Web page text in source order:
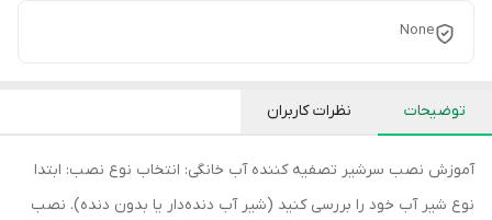
None
توضیحات نظرات کاربران
آموزش نصب سرشیر تصفیه کننده آب خانگی: انتخاب نوع نصب: ابتدا
نوع شیر آب خود را بررسی کنید (شیر آب دنده‌دار یا بدون دنده). نصب